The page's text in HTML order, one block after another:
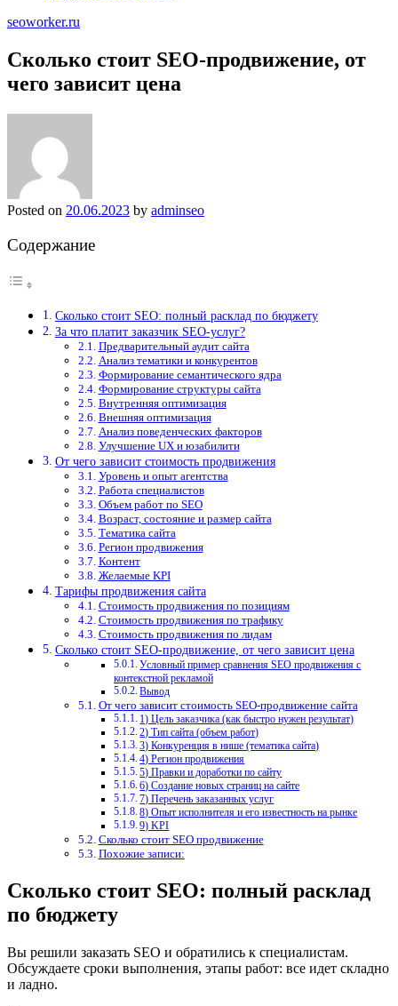
seoworker.ru
Сколько стоит SEO-продвижение, от
чего зависит цена
Posted on 20.06.2023 by adminseo
Содержание
Сколько стоит SEO: полный расклад по бюджету
За что платит заказчик SEO-услуг?
Предварительный аудит сайта
Анализ тематики и конкурентов
Формирование семантического ядра
Формирование структуры сайта
Внутренняя оптимизация
Внешняя оптимизация
Анализ поведенческих факторов
Улучшение UX и юзабилити
От чего зависит стоимость продвижения
Уровень и опыт агентства
Работа специалистов
Объем работ по SEO
Возраст, состояние и размер сайта
Тематика сайта
Регион продвижения
Контент
Желаемые KPI
Тарифы продвижения сайта
Стоимость продвижения по позициям
Стоимость продвижения по трафику
Стоимость продвижения по лидам
Сколько стоит SEO-продвижение, от чего зависит цена
Условный пример сравнения SEO продвижения с
контекстной рекламой
Вывод
От чего зависит стоимость SEO-продвижение сайта
1) Цель заказчика (как быстро нужен результат)
2) Тип сайта (объем работ)
3) Конкуренция в нише (тематика сайта)
4) Регион продвижения
5) Правки и доработки по сайту
6) Создание новых страниц на сайте
7) Перечень заказанных услуг
8) Опыт исполнителя и его известность на рынке
9) KPI
Сколько стоит SEO продвижение
Похожие записи:
Сколько стоит SEO: полный расклад
по бюджету
Вы решили заказать SEO и обратились к специалистам.
Обсуждаете сроки выполнения, этапы работ: все идет складно
и ладно.